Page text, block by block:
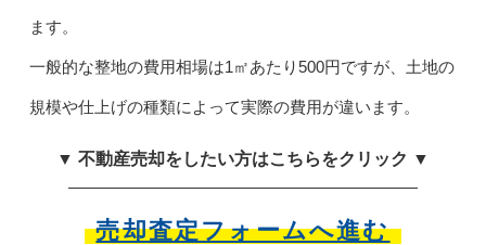
ます。
一般的な整地の費用相場は1㎡あたり500円ですが、土地の
規模や仕上げの種類によって実際の費用が違います。
▼ 不動産売却をしたい方はこちらをクリック ▼
売却査定フォームへ進む